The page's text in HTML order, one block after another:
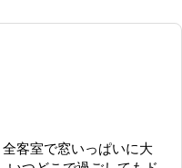
客室で窓いっぱいに大